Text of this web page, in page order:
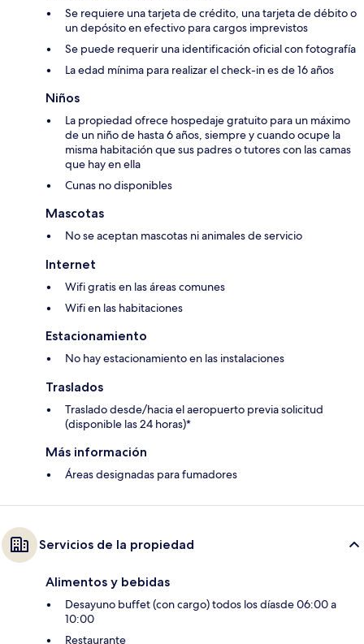
Se requiere una tarjeta de crédito, una tarjeta de débito o
un depósito en efectivo para cargos imprevistos
Se puede requerir una identificación oficial con fotografía
La edad mínima para realizar el check-in es de 16 años
Niños
La propiedad ofrece hospedaje gratuito para un máximo
de un niño de hasta 6 años, siempre y cuando ocupe la
misma habitación que sus padres o tutores con las camas
que hay en ella
Cunas no disponibles
Mascotas
No se aceptan mascotas ni animales de servicio
Internet
Wifi gratis en las áreas comunes
Wifi en las habitaciones
Estacionamiento
No hay estacionamiento en las instalaciones
Traslados
Traslado desde/hacia el aeropuerto previa solicitud
(disponible las 24 horas)*
Más información
Áreas designadas para fumadores
Servicios de la propiedad
Alimentos y bebidas
Desayuno buffet (con cargo) todos los díasde 06:00 a
10:00
Restaurante